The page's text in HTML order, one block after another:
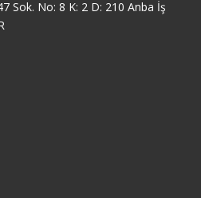
Sok. No: 8 K: 2 D: 210 Anba İş